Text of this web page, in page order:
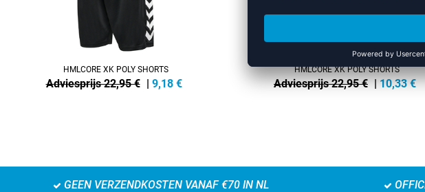
HMLCORE XK POLY SHORTS
Adviesprijs 22,95 € | 9,18 €
HMLCORE XK POLY SHORTS
Adviesprijs 22,95 € |10,33 €
GEEN VERZENDKOSTEN VANAF €70 IN NL